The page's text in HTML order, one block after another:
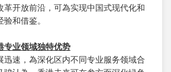
革开放前沿，可為实现中国式现代化和
和借鉴。
专业领域独特优势
迅速，為深化区内不同专业服务领域合